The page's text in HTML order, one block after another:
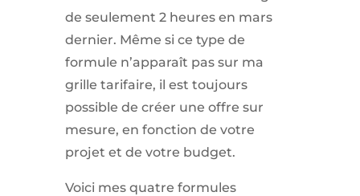
de seulement 2 heures en mars
dernier. Même si ce type de
formule n’apparaît pas sur ma
grille tarifaire, il est toujours
possible de créer une offre sur
mesure, en fonction de votre
projet et de votre budget.
Voici mes quatre formules